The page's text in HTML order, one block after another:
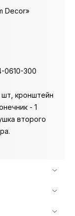
Decor»
0610-300
кронштейн
- 1
второго